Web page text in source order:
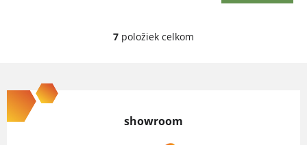
O
d
7 položiek celkom
á
p
showroom